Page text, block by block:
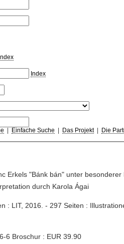
Index
Index
Einfache Suche Das Projekt| Die
Erkels "Bánk bán" unter
durch Karola Ágai
: LIT, 2016. - 297 Seiten :
6 Broschur : EUR 39.90